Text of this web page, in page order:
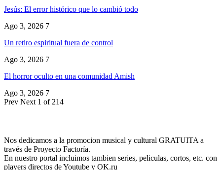
Jesús: El error histórico que lo cambió todo
Ago 3, 2026 7
Un retiro espiritual fuera de control
Ago 3, 2026 7
El horror oculto en una comunidad Amish
Ago 3, 2026 7
Prev Next 1 of 214
Nos dedicamos a la promocion musical y cultural GRATUITA a
través de Proyecto Factoría.
En nuestro portal incluimos tambien series, peliculas, cortos, etc. con
players directos de Youtube y OK.ru